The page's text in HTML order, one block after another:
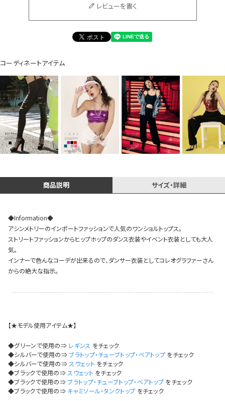
スタッフコーディネート
レビューを書く
コーディネートアイテム
商品説明 サイズ・詳細
◆Information◆
アシンメトリーのインポートファッションで人気のワンショルトップス。
ストリートファッションからヒップホップのダンス衣装やイベント衣装としても大人
気。
インナーで色んなコーデが出来るので、ダンサー衣装としてコレオグラファーさん
からの絶大な指示。
【★モデル使用アイテム★】
◆グリーンで使用の⇒ レギンス をチェック
◆シルバーで使用の⇒ブラトップ・チューブトップ・ベアトップ をチェック
◆シルバーで使用の⇒ スウェット をチェック
◆ブラックで使用の⇒ スウェット をチェック
◆ブラックで使用の⇒ブラトップ・チューブトップ・ベアトップ をチェック
◆ブラックで使用の⇒ キャミソール・タンクトップ をチェック